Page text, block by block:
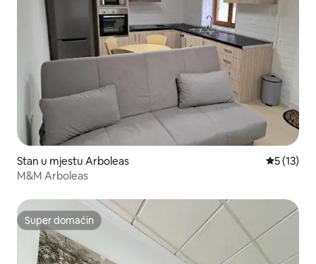
Stan u mjestu Arboleas prosječna
5 (13)
M&M Arboleas
Super domaćin
Super domaćin